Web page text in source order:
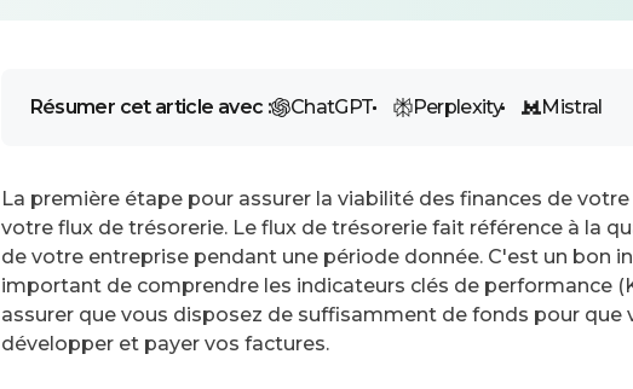
Résumer cet article avec : ChatGPT Perplexity Mistral
La première étape pour assurer la viabilité des finances de
votre flux de trésorerie. Le flux de trésorerie fait référence à la
de votre entreprise pendant une période donnée. C'est un bon
important de comprendre les indicateurs clés de performance
assurer que vous disposez de suffisamment de fonds pour que
développer et payer vos factures.